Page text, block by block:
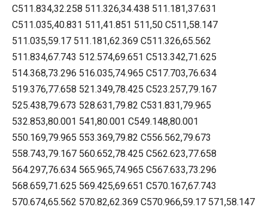
C511.834,32.258 511.326,34.438 511.181,37.631
C511.035,40.831 511,41.851 511,50 C511,58.147
511.035,59.17 511.181,62.369 C511.326,65.562
511.834,67.743 512.574,69.651 C513.342,71.625
514.368,73.296 516.035,74.965 C517.703,76.634
519.376,77.658 521.349,78.425 C523.257,79.167
525.438,79.673 528.631,79.82 C531.831,79.965
532.853,80.001 541,80.001 C549.148,80.001
550.169,79.965 553.369,79.82 C556.562,79.673
558.743,79.167 560.652,78.425 C562.623,77.658
564.297,76.634 565.965,74.965 C567.633,73.296
568.659,71.625 569.425,69.651 C570.167,67.743
570.674,65.562 570.82,62.369 C570.966,59.17 571,58.147